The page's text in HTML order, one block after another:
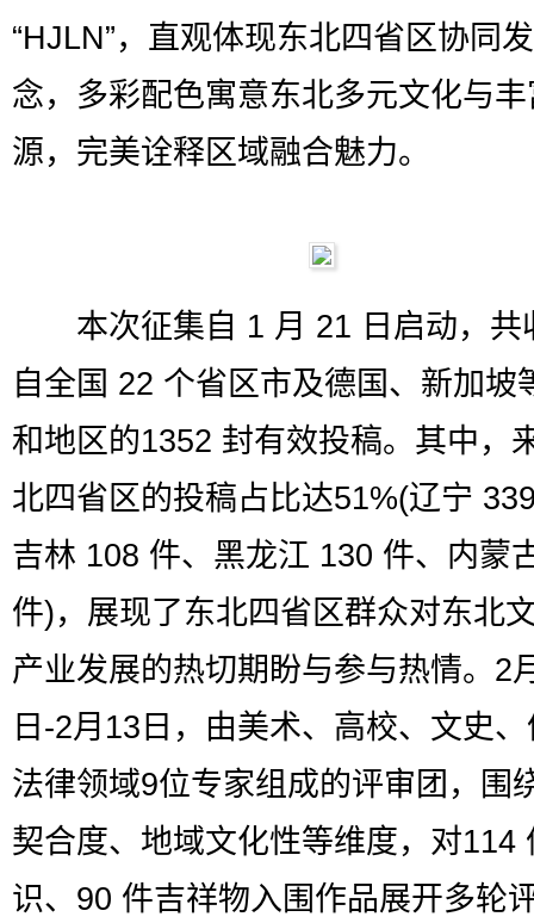
“HJLN”，直观体现东北四省区协同
念，多彩配色寓意东北多元文化与
源，完美诠释区域融合魅力。
本次征集自 1 月 21 日启动，共
自全国 22 个省区市及德国、新加坡
和地区的1352 封有效投稿。其中，
北四省区的投稿占比达51%(辽宁
吉林 108 件、黑龙江 130 件、内蒙
件)，展现了东北四省区群众对东北
产业发展的热切期盼与参与热情。2
日-2月13日，由美术、高校、文史
法律领域9位专家组成的评审团，围
契合度、地域文化性等维度，对114
识、90 件吉祥物入围作品展开多轮